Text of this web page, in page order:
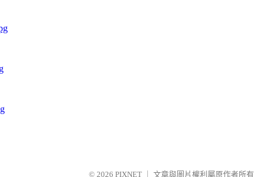
© 2026 PIXNET 文章與圖片權利屬原作者所有